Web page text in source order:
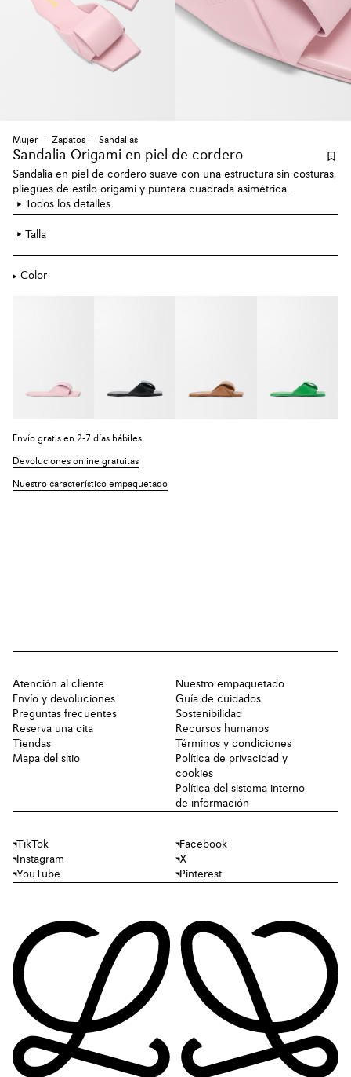
Mujer Zapatos Sandalias
Sandalia Origami en piel de cordero
Sandalia en piel de cordero suave con una estructura sin costuras,
pliegues de estilo origami y puntera cuadrada asimétrica.
Todos los detalles
Talla
Color
Envío gratis en 2-7 días hábiles
Devoluciones online gratuitas
Nuestro característico empaquetado
Atención al cliente
Envío y devoluciones
Preguntas frecuentes
Reserva una cita
Tiendas
Mapa del sitio
Nuestro empaquetado
Guía de cuidados
Sostenibilidad
Recursos humanos
Términos y condiciones
Política de privacidad y
cookies
Política del sistema interno
de información
TikTok
Facebook
Instagram
X
YouTube
Pinterest